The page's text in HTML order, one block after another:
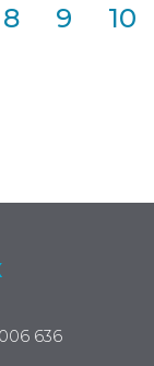
8 9 10
636